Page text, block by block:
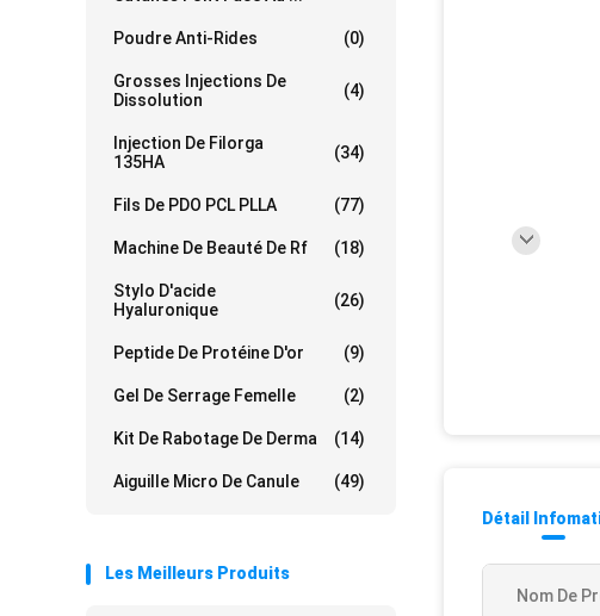
Poudre Anti-Rides (0)
Grosses Injections De
Dissolution
(4)
Injection De Filorga
135HA
(34)
Fils De PDO PCL PLLA (77)
Machine De Beauté De Rf (18)
Stylo D'acide
Hyaluronique
(26)
Peptide De Protéine D'or (9)
Gel De Serrage Femelle (2)
Kit De Rabotage De Derma (14)
Aiguille Micro De Canule (49)
Les Meilleurs Produits
Détail
Nom De